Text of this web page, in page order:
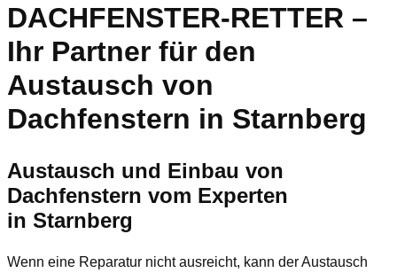
DACHFENSTER-RETTER –
Ihr Partner für den
Austausch von
Dachfenstern in Starnberg
Austausch und Einbau von
Dachfenstern vom Experten
in Starnberg
Wenn eine Reparatur nicht ausreicht, kann der Austausch